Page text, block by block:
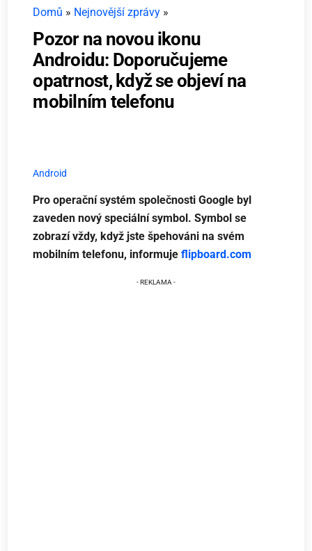
Domů » Nejnovější zprávy »
Pozor na novou ikonu
Androidu: Doporučujeme
opatrnost, když se objeví na
mobilním telefonu
Android
Pro operační systém společnosti Google byl
zaveden nový speciální symbol. Symbol se
zobrazí vždy, když jste špehováni na svém
mobilním telefonu, informujeflipboard.com